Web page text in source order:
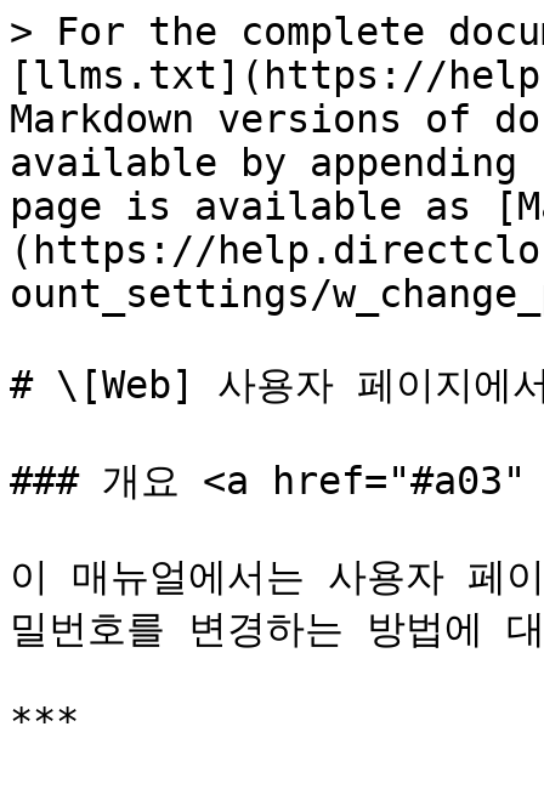
> For the complete
[llms.txt](https://
Markdown versions of
available by
page is available as
(https://
ount_settings/
# \[Web] 사용자 페이지에
### 개요 <a
이 매뉴얼에서는 사용자 페
밀번호를 변경하는 방법에
***